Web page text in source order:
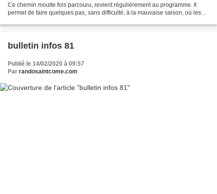
Ce chemin moulte fois parcouru, revient régulièrement au programme. Il
permet de faire quelques pas, sans difficulté, à la mauvaise saison, où les
bulletin infos 81
Publié le 14/02/2020 à 09:57
Par randosaintcome.com